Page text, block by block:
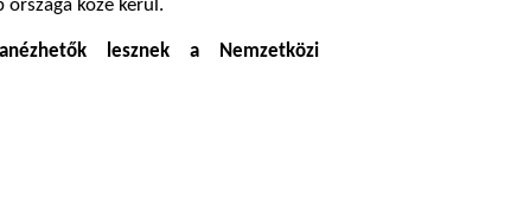
közé kerül.
lesznek a Nemzetközi